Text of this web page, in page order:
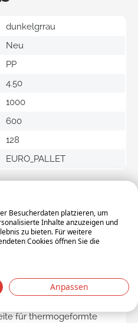
dunkelgrrau
Neu
PP
4.50
1000
600
128
EURO_PALLET
mm
mm
und Griffe
für thermogeformte
Besucherdaten platzieren, um
Inhalte anzuzeigen und
zu bieten. Für weitere
Cookies öffnen Sie die
Anpassen